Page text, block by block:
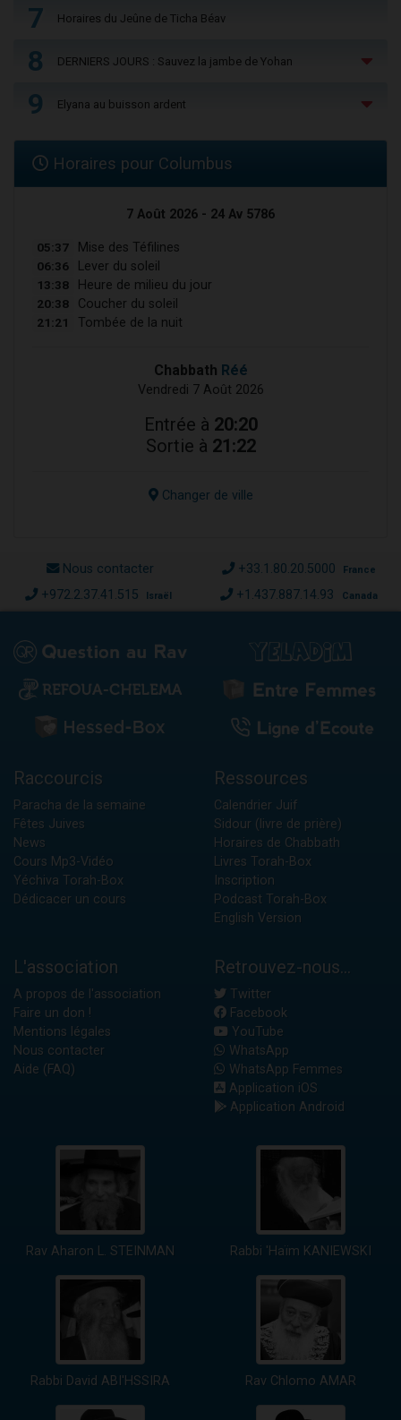
7 Horaires du Jeûne de Ticha Béav
8 DERNIERS JOURS : Sauvez la jambe de Yohan
9 Elyana au buisson ardent
Horaires pour Columbus
7 Août 2026 - 24 Av 5786
05:37 Mise des Téfilines
06:36 Lever du soleil
13:38 Heure de milieu du jour
20:38 Coucher du soleil
21:21 Tombée de la nuit
Chabbath Réé
Vendredi 7 Août 2026
Entrée à 20:20
Sortie à 21:22
Changer de ville
Nous contacter +33.1.80.20.5000 France
+972.2.37.41.515 Israël +1.437.887.14.93 Canada
Raccourcis
Paracha de la semaine
Fêtes Juives
News
Cours Mp3-Vidéo
Yéchiva Torah-Box
Dédicacer un cours
Ressources
Calendrier Juif
Sidour (livre de prière)
Horaires de Chabbath
Livres Torah-Box
Inscription
Podcast Torah-Box
English Version
L'association
A propos de l'association
Faire un don !
Mentions légales
Nous contacter
Aide (FAQ)
Retrouvez-nous...
Twitter
Facebook
YouTube
WhatsApp
WhatsApp Femmes
Application iOS
Application Android
Rav Aharon L. STEINMAN Rabbi 'Haïm KANIEWSKI
Rabbi David ABI'HSSIRA Rav Chlomo AMAR